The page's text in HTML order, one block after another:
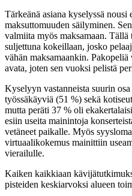
Tärkeänä asiana kyselyssä
maksuttomuuden säilyminen.
valmiita myös maksamaan.
suljettuna kokeillaan, josko
vähän maksamaankin.
avata, joten sen vuoksi pelistä
Kyselyyn vastanneista suurin
työssäkäyviä (51 %) sekä
mutta peräti 37 % oli
esiin useita mainintoja
vetäneet paikalle. Myös
virtuaalikokemus mainittiin
vierailulle.
Kaiken kaikkiaan
pisteiden keskiarvoksi alueen